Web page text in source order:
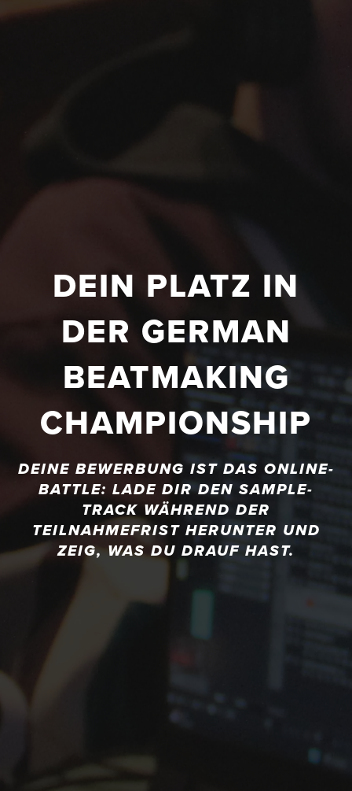
DEIN PLATZ IN
DER GERMAN
BEATMAKING
CHAMPIONSHIP
DEINE BEWERBUNG IST DAS ONLINE-
BATTLE: LADE DIR DEN SAMPLE-
TRACK WÄHREND DER
TEILNAHMEFRIST HERUNTER UND
ZEIG, WAS DU DRAUF HAST.